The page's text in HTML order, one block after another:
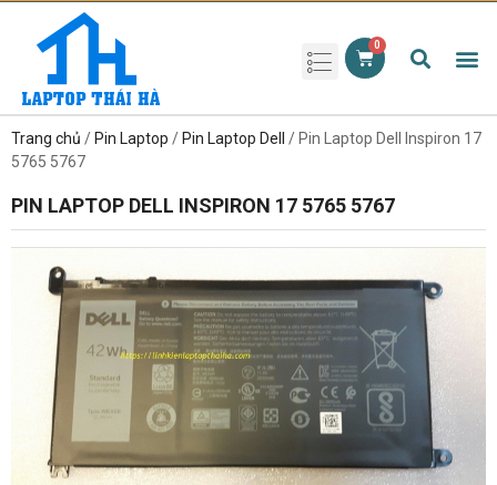
Trang chủ / Pin Laptop / Pin Laptop Dell
/ Pin Laptop Dell Inspiron 17
5765 5767
PIN LAPTOP DELL INSPIRON 17 5765 5767